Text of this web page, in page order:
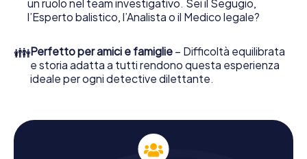
click su nostro Negozio di Biglietti, e in pochi minuti sarà
nella tua casella di posta elettronica. Avvia il tuo browser
Cosa stai aspettando? Modena conta su di te!
un ruolo nel team investigativo. Sei il Segugio,
l’Esperto balistico, l’Analista o il Medico legale?
👪Perfetto per amici e famiglie – Difficoltà equilibrata
e storia adatta a tutti rendono questa esperienza
ideale per ogni detective dilettante.